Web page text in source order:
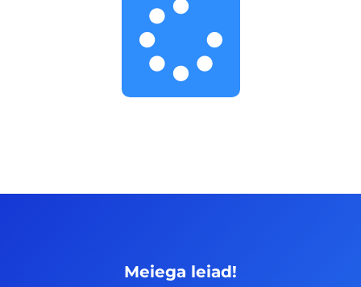
Meiega leiad!